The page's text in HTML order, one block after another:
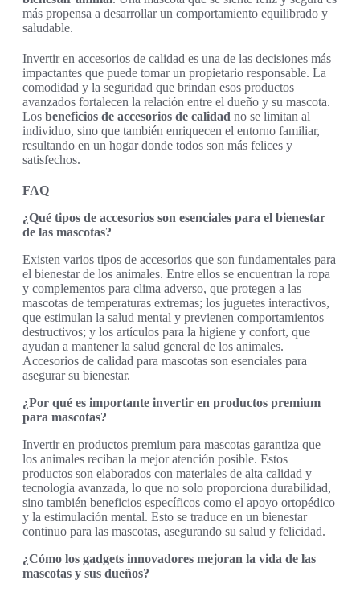
más propensa a desarrollar un comportamiento equilibrado y
saludable.
Invertir en accesorios de calidad es una de las decisiones más
impactantes que puede tomar un propietario responsable. La
comodidad y la seguridad que brindan esos productos
avanzados fortalecen la relación entre el dueño y su mascota.
Los beneficios de accesorios de calidad no se limitan al
individuo, sino que también enriquecen el entorno familiar,
resultando en un hogar donde todos son más felices y
satisfechos.
FAQ
¿Qué tipos de accesorios son esenciales para el bienestar
de las mascotas?
Existen varios tipos de accesorios que son fundamentales para
el bienestar de los animales. Entre ellos se encuentran la ropa
y complementos para clima adverso, que protegen a las
mascotas de temperaturas extremas; los juguetes interactivos,
que estimulan la salud mental y previenen comportamientos
destructivos; y los artículos para la higiene y confort, que
ayudan a mantener la salud general de los animales.
Accesorios de calidad para mascotas son esenciales para
asegurar su bienestar.
¿Por qué es importante invertir en productos premium
para mascotas?
Invertir en productos premium para mascotas garantiza que
los animales reciban la mejor atención posible. Estos
productos son elaborados con materiales de alta calidad y
tecnología avanzada, lo que no solo proporciona durabilidad,
sino también beneficios específicos como el apoyo ortopédico
y la estimulación mental. Esto se traduce en un bienestar
continuo para las mascotas, asegurando su salud y felicidad.
¿Cómo los gadgets innovadores mejoran la vida de las
mascotas y sus dueños?